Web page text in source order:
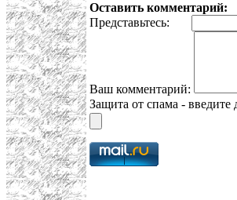
Оставить комментарий:
Представьтесь:
Ваш комментарий:
Защита от спама - введите